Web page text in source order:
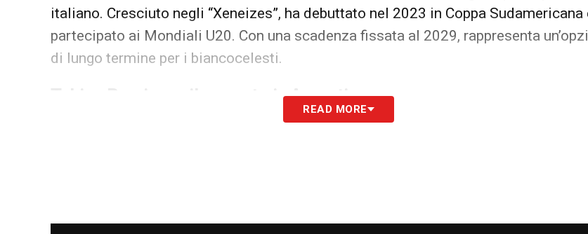
italiano. Cresciuto negli “Xeneizes”, ha debuttato nel 2023 in Coppa Sudamericana
partecipato ai Mondiali U20. Con una scadenza fissata al 2029, rappresenta
di lungo termine per i biancocelesti.
Tobias Ramirez e il mercato in Argentina
Per chi cerca la scommessa verde, spunta il nome del giovanissimo
READ MORE